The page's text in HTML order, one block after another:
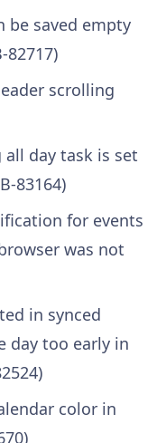
be saved empty
82717)
scrolling
all day task is set
83164)
for events
was not
in synced
day too early in
color in